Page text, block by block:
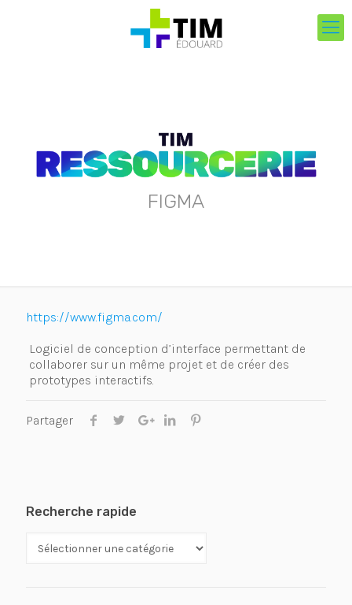
FIGMA
https://www.figma.com/
Logiciel de conception d’interface permettant de
collaborer sur un même projet et de créer des
prototypes interactifs.
Partager
Recherche rapide